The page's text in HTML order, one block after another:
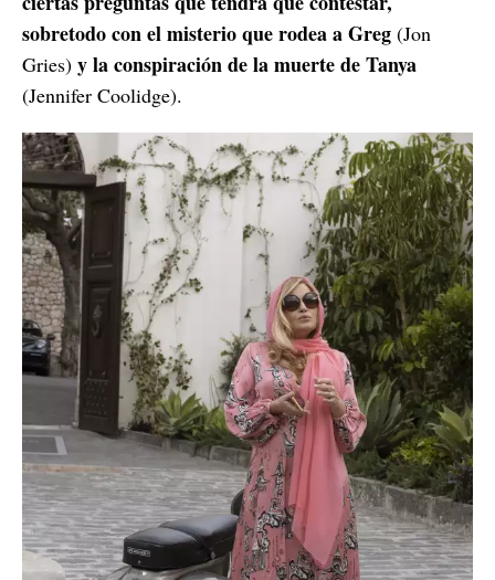
sobretodo con el misterio que rodea a Greg (Jon
Gries) y la conspiración de la muerte de Tanya
(Jennifer Coolidge).